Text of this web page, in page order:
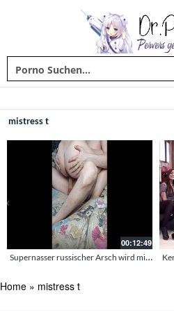
mistress t
00:12:49
Supernasser russischer Arsch wird mit Sperma abgefüllt
Home » mistress t